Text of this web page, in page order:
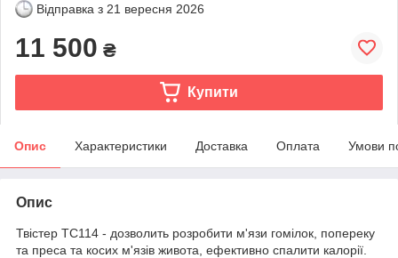
Відправка з 21 вересня 2026
11 500 ₴
Купити
Опис Характеристики Доставка Оплата Умови
Опис
Твістер ТС114 - дозволить розробити м'язи гомілок, попереку
та преса та косих м'язів живота, ефективно спалити калорії.